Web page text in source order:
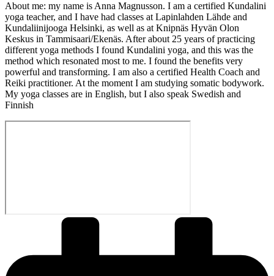
About me: my name is Anna Magnusson. I am a certified Kundalini
yoga teacher, and I have had classes at Lapinlahden Lähde and
Kundaliinijooga Helsinki, as well as at Knipnäs Hyvän Olon
Keskus in Tammisaari/Ekenäs. After about 25 years of practicing
different yoga methods I found Kundalini yoga, and this was the
method which resonated most to me. I found the benefits very
powerful and transforming. I am also a certified Health Coach and
Reiki practitioner. At the moment I am studying somatic bodywork.
My yoga classes are in English, but I also speak Swedish and
Finnish